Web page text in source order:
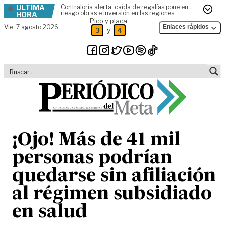
Skip to content
ÚLTIMA
HORA
Contraloría alerta: caída de regalías pone en
riesgo obras e inversión en las regiones
Vie, 7 agosto 2026
Pico y placa
3 y 4 Enlaces rápidos
¡Ojo! Más de 41 mil
personas podrían
quedarse sin afiliación
al régimen subsidiado
en salud